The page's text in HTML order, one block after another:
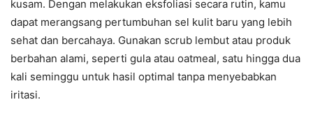
kusam. Dengan melakukan eksfoliasi secara rutin, kamu
dapat merangsang pertumbuhan sel kulit baru yang lebih
sehat dan bercahaya. Gunakan scrub lembut atau produk
berbahan alami, seperti gula atau oatmeal, satu hingga dua
kali seminggu untuk hasil optimal tanpa menyebabkan
iritasi.